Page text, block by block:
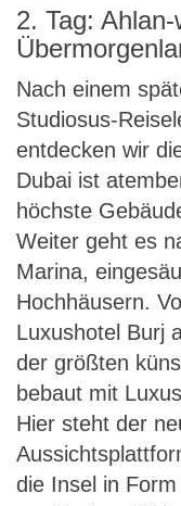
2. Tag:
Nach einem
Studiosus-
entdecken wir
Dubai ist
höchste
Weiter geht es
Marina,
Hochhäusern.
Luxushotel Burj
der größten
bebaut mit
Hier steht der
die Insel in